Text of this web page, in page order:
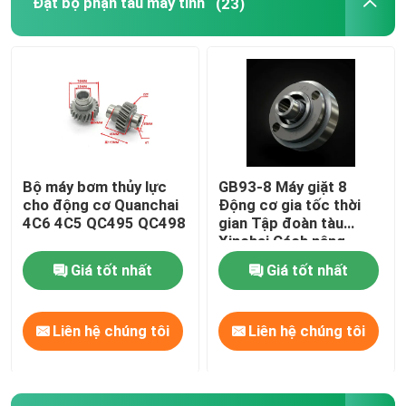
Đặt bộ phận tàu máy tính
lắp ráp trục khuỷu
Bộ lắp ráp bánh máy bay
Hệ thống cung cấp nhiên liệu
Hội nghị nhóm vòng quanh
Bộ máy bơm thủy lực
cho động cơ Quanchai
4C6 4C5 QC495 QC498
Giá tốt nhất
Liên hệ chúng tôi
GB93-8 Máy giặt 8
Động cơ gia tốc thời
gian Tập đoàn tàu
Xinchai Cách nâng
Giá tốt nhất
Liên hệ chúng tôi